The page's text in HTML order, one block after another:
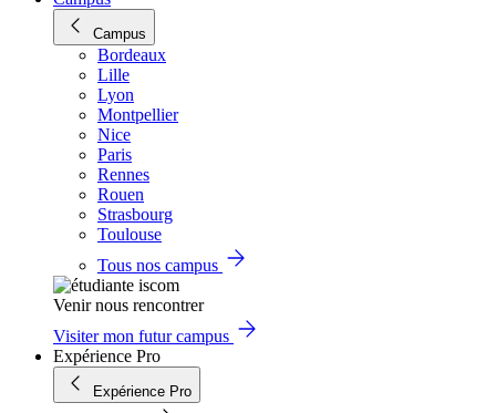
Campus
Bordeaux
Lille
Lyon
Montpellier
Nice
Paris
Rennes
Rouen
Strasbourg
Toulouse
Tous nos campus
Venir nous rencontrer
Visiter mon futur campus
Expérience Pro
Expérience Pro